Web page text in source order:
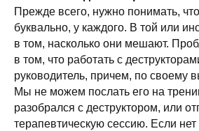
Прежде всего, нужно понимать,
буквально, у каждого. В той или
в том, насколько они мешают.
в том, что работать с
руководитель, причем, по своему
Мы не можем послать его на
разобрался с деструктором, или
терапевтическую сессию. Если